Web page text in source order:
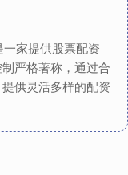
家提供股票配资
严格著称，通过合
供灵活多样的配资